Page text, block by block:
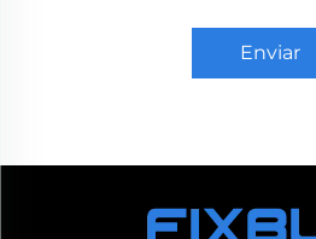
Enviar